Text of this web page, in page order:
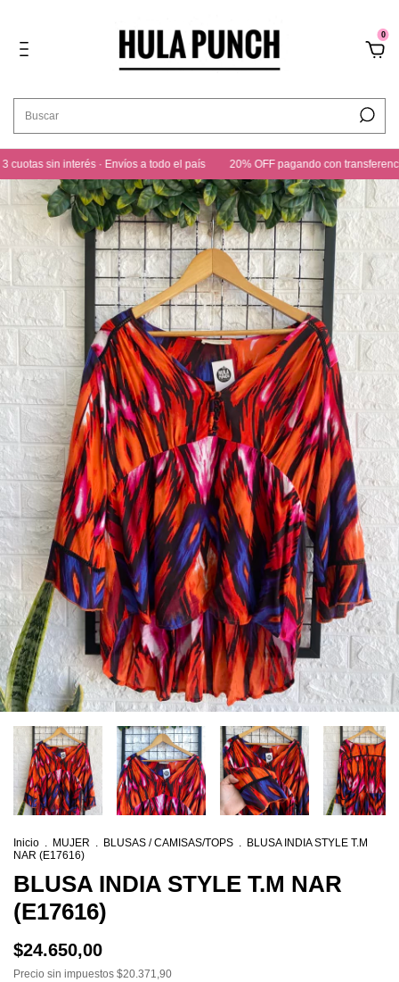
0
sin interés · Envíos a todo el país 20% OFF pagando con transferencia
Inicio . MUJER . BLUSAS / CAMISAS/TOPS . BLUSA INDIA STYLE T.M
NAR (E17616)
BLUSA INDIA STYLE T.M NAR
(E17616)
$24.650,00
Precio sin impuestos $20.371,90